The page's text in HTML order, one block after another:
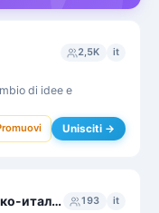
2,5K it
di idee e
Unisciti →
Scambio russo-italiano Русско-итальянский языковой обмен 193 it